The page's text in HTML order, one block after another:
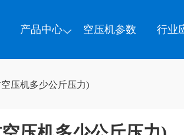
产品中心 空压机参数 行业
压机多少公斤压力)